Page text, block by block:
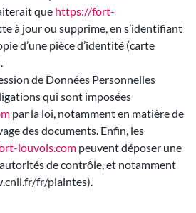
que https://fort-
à jour ou supprime, en s’identifiant
d’une pièce d’identité (carte
de Données Personnelles
qui sont imposées
par la loi, notamment en matière de
des documents. Enfin, les
louvois.com peuvent déposer une
de contrôle, et notamment
fr/plaintes).